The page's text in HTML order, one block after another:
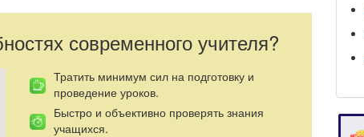
современного учителя?
Тратить минимум сил на подготовку и
проведение уроков.
Быстро и объективно проверять знания
учащихся.